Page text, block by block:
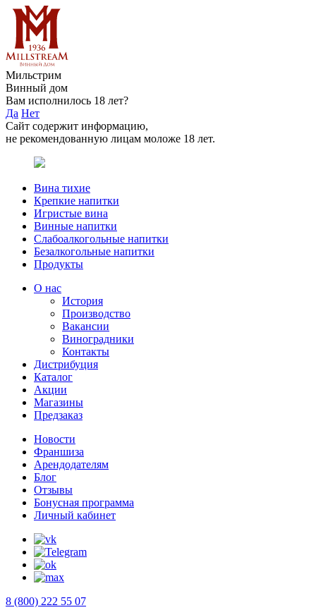
Мильстрим
Винный дом
Вам исполнилось 18 лет?
Да Нет
Сайт содержит информацию,
не рекомендованную лицам моложе 18 лет.
Вина тихие
Крепкие напитки
Игристые вина
Винные напитки
Слабоалкогольные напитки
Безалкогольные напитки
Продукты
О нас
История
Производство
Вакансии
Виноградники
Контакты
Дистрибуция
Каталог
Акции
Магазины
Предзаказ
Новости
Франшиза
Арендодателям
Блог
Отзывы
Бонусная программа
Личный кабинет
8 (800) 222 55 07